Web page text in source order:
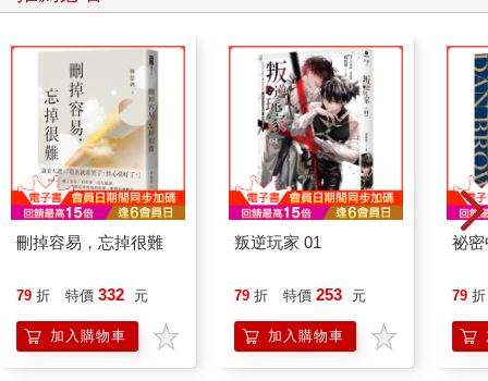
刪掉容易，忘掉很難
79 折 特價 332 元
加入購物車
叛逆玩家 01
79 折 特價 253 元
加入購物車
祕
79 折